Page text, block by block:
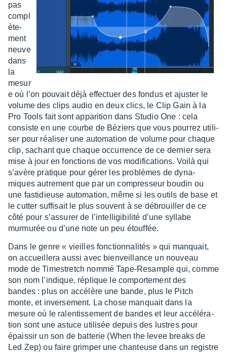
pas
compl
è­te­
ment
neuve
dans
la
mesur
e où l’on pouvait déjà effec­tuer des fondus et ajus­ter le
volume des clips audio en deux clics, le Clip Gain à la
Pro Tools fait sont appa­ri­tion dans Studio One : cela
consiste en une courbe de Béziers que vous pour­rez utili­
ser pour réali­ser une auto­ma­tion de volume pour chaque
clip, sachant que chaque occur­rence de ce dernier sera
mise à jour en fonc­tions de vos modi­fi­ca­tions. Voilà qui
s’avère pratique pour gérer les problèmes de dyna­
miques autre­ment que par un compres­seur boudin ou
une fasti­dieuse auto­ma­tion, même si les outils de base et
le cutter suffi­sait le plus souvent à se débrouiller de ce
côté pour s’as­su­rer de l’in­tel­li­gi­bi­lité d’une syllabe
murmu­rée ou d’une note un peu étouf­fée.
Dans le genre « vieilles fonc­tion­na­li­tés » qui manquait,
on accueillera aussi avec bien­veillance un nouveau
mode de Times­tretch nommé Tape-Resample qui, comme
son nom l’in­dique, réplique le compor­te­ment des
bandes : plus on accé­lère une bande, plus le Pitch
monte, et inver­se­ment. La chose manquait dans la
mesure où le ralen­tis­se­ment de bandes et leur accé­lé­ra­
tion sont une astuce utili­sée depuis des lustres pour
épais­sir un son de batte­rie (When the levee breaks de
Led Zep) ou faire grim­per une chan­teuse dans un registre